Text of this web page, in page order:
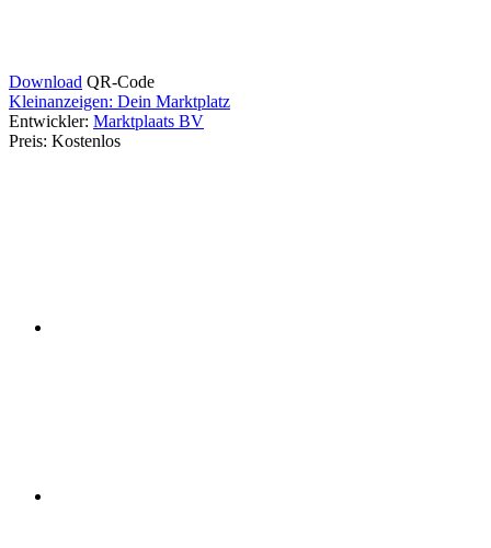
Download QR-Code
Kleinanzeigen: Dein Marktplatz
Entwickler: Marktplaats BV
Preis: Kostenlos